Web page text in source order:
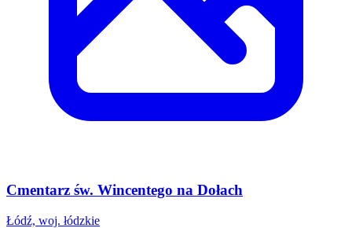
Cmentarz św. Wincentego na Dołach
Łódź, woj. łódzkie